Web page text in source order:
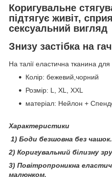
Коригувальне
підтягує живіт,
сексуальний вигляд
Знизу застібка на
На талії еластична тканина для
Колір: бежевий,чорний
Розмір: L, XL, XXL
матеріал: Нейлон +
Характеристики
1) Боди безшовна без чашок.
2) Коригувальний білизну
3) Повітропроникна
малюнком.